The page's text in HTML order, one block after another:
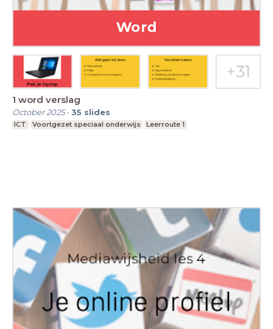
1 word verslag
October 2025-35 slides
ICT Voortgezet speciaal onderwijs Leerroute 1